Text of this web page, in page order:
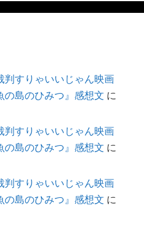
判すりゃいいじゃん映画
島のひみつ』感想文 に
判すりゃいいじゃん映画
島のひみつ』感想文 に
判すりゃいいじゃん映画
島のひみつ』感想文 に